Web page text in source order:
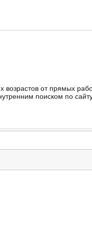
от прямых
поиском по